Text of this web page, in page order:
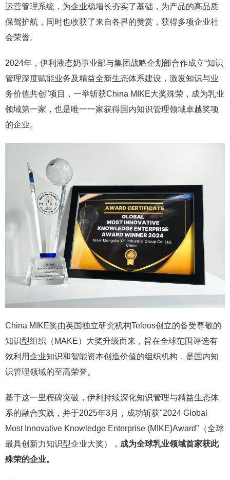
运营管理系统，为企业稳增长夯实了基础，为产品的高品质
保驾护航，同时也收获了来自各界的赞赏，获得多项企业社
会荣誉。
2024年，伊利液态奶事业部与集团战略企划部合作成立“知识
管理深度赋能业务及精益全新生态体系建设，激发知识与业
务价值共创”项目，一举斩获China MIKE大奖殊荣，成为乳业
领域第一家，也是唯一一家获得国内知识管理领域卓越奖项
的企业。
China MIKE奖由英国独立研究机构Teleos创立的备受尊敬的
知识型组织（MAKE）大奖升级而来，旨在全球范围评选有
效利用企业知识和智能资本创造价值的组织机构，是国内知
识管理领域的至高荣誉。
基于这一里程碑突破，伊利持续深化知识管理与精益生态体
系的融合实践，并于2025年3月，成功斩获"2024 Global
Most Innovative Knowledge Enterprise (MIKE)Award"（全球
最具创新力知识型企业大奖）， 成为全球乳业领域首家获此
殊荣的企业。